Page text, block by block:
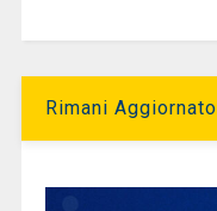
Rimani Aggiornato